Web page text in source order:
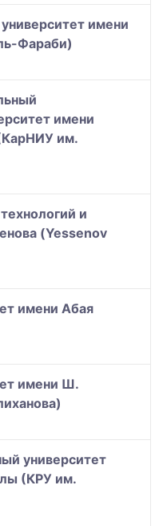
имени
Фараби)
имени
им.
и
(Yessenov
имени Абая
имени Ш.
университет
(КРУ им.